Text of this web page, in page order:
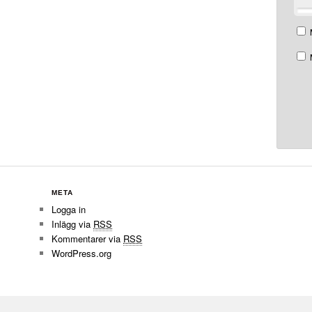
META
Logga in
Inlägg via RSS
Kommentarer via RSS
WordPress.org